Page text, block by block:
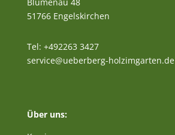
51766 Engelskirchen
Tel: +492263 3427
service@ueberberg-holzimgarten.de
Über uns: